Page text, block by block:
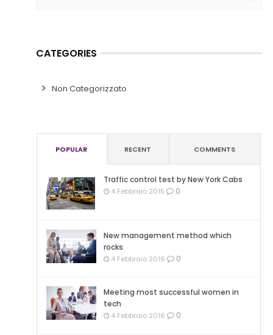
CATEGORIES
Non Categorizzato
POPULAR RECENT COMMENTS
Traffic control test by New York Cabs
4 Febbraio 2015 0
New management method which
rocks
4 Febbraio 2016 0
Meeting most successful women in
tech
4 Febbraio 2016 0